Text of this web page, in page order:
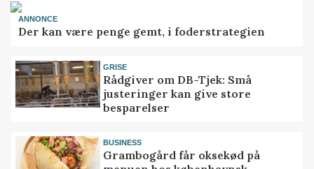
ANNONCE
Der kan være penge gemt, i foderstrategien
GRISE
Rådgiver om DB-Tjek: Små
justeringer kan give store
besparelser
BUSINESS
Grambogård får oksekød på